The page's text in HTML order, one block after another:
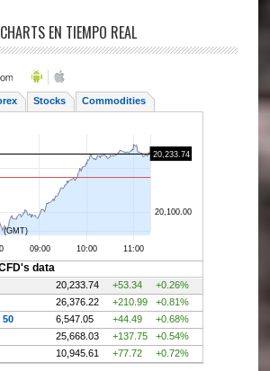
CHARTS EN TIEMPO REAL